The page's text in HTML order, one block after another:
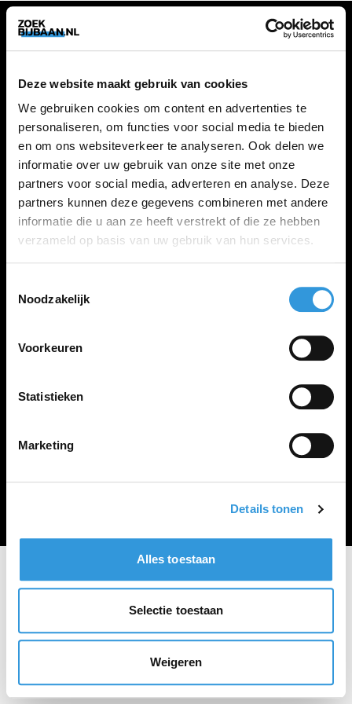
Deze website maakt gebruik van cookies
We gebruiken cookies om content en advertenties te
personaliseren, om functies voor social media te bieden
en om ons websiteverkeer te analyseren. Ook delen we
informatie over uw gebruik van onze site met onze
partners voor social media, adverteren en analyse. Deze
partners kunnen deze gegevens combineren met andere
informatie die u aan ze heeft verstrekt of die ze hebben
verzameld op basis van uw gebruik van hun services.
Noodzakelijk
Voorkeuren
Statistieken
Marketing
Details tonen
Alles toestaan
Selectie toestaan
Weigeren
ZOEKBIJBAAN
FAQ
Kennis maken met MELON
VACATURES
Alle vacatures